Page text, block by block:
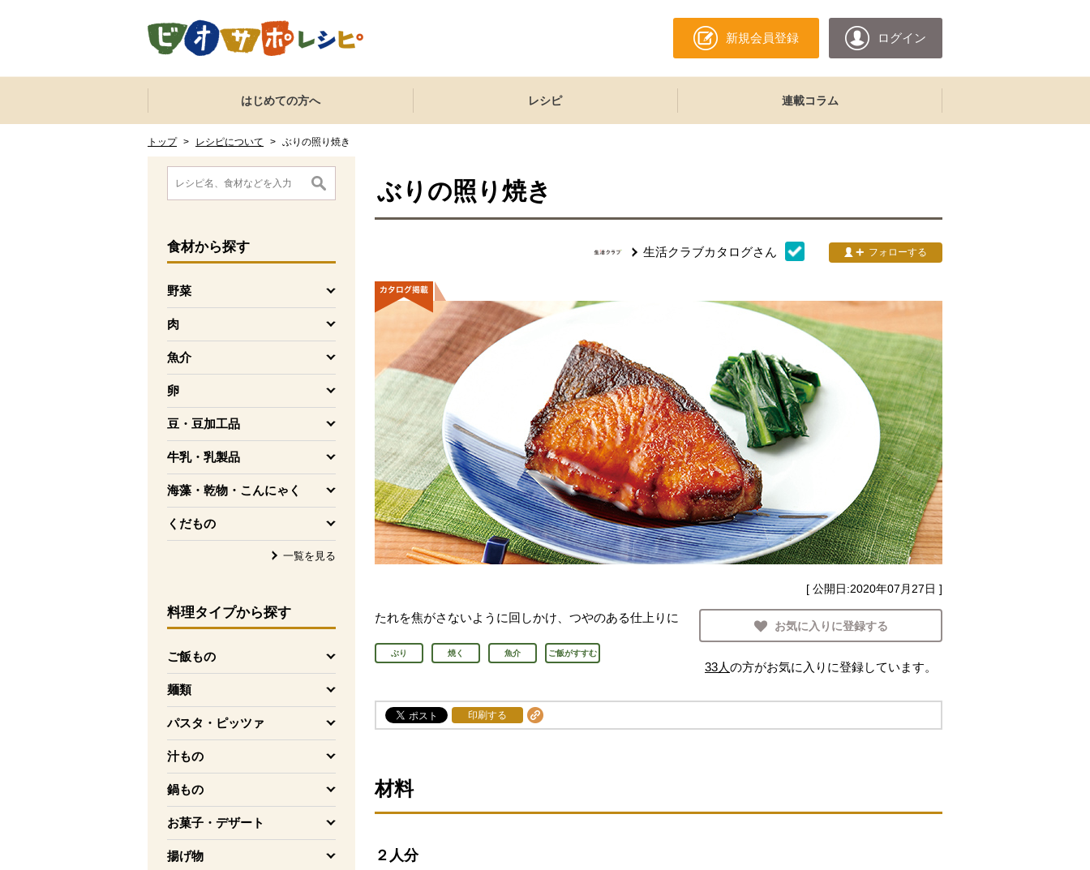
新規会員登録 ログイン
ここからサイト内共通メニューです。
サイト内共通メニューをスキップする
はじめての方へ レシピ 連載コラム
トップ > レシピについて > ぶりの照り焼き
ここから消費材検索メニューです。
食材から探す
野菜
を開く
肉
を開く
魚介
を開く
卵
を開く
豆・豆加工品
を開く
牛乳・乳製品
を開く
海藻・乾物・こんにゃく
を開く
くだもの
を開く
一覧を見る
料理タイプから探す
ご飯もの
を開く
麺類
を開く
パスタ・ピッツァ
を開く
汁もの
を開く
鍋もの
を開く
お菓子・デザート
を開く
揚げ物
を開く
消費材検索メニューここまで。
ここから本文です。
ぶりの照り焼き
生活クラブカタログさん フォローする
[ 公開日:2020年07月27日 ]
たれを焦がさないように回しかけ、つやのある仕上りに
ぶり 焼く 魚介 ご飯がすすむ
お気に入りに登録する
33人の方がお気に入りに登録しています。
印刷する
材料
２人分